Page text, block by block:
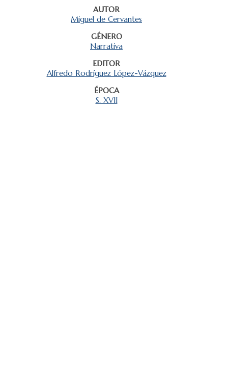
AUTOR
Miguel de Cervantes
GÉNERO
Narrativa
EDITOR
Alfredo Rodríguez López-Vázquez
ÉPOCA
S. XVII